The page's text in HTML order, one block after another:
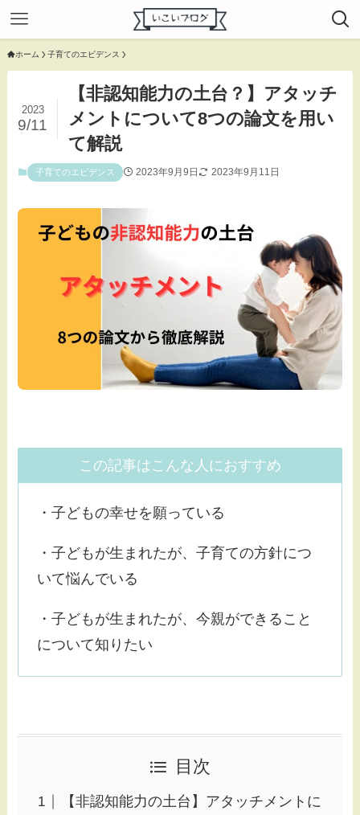
ホーム 子育てのエビデンス
【非認知能力の土台？】アタッチ
メントについて8つの論文を用い
て解説
2023
9/11
子育てのエビデンス 2023年9月9日 2023年9月11日
この記事はこんな人におすすめ
・子どもの幸せを願っている
・子どもが生まれたが、子育ての方針につ
いて悩んでいる
・子どもが生まれたが、今親ができること
について知りたい
目次
【非認知能力の土台】アタッチメントに